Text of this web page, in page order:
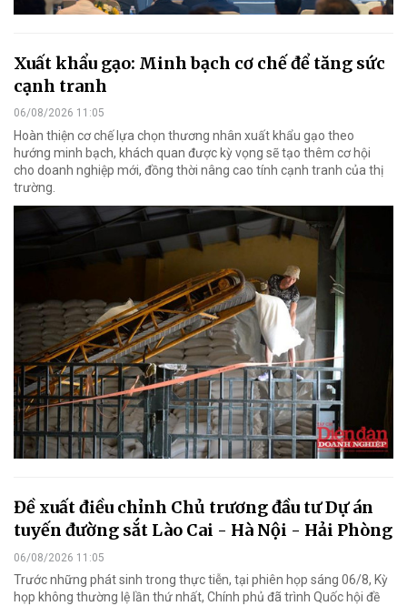
Xuất khẩu gạo: Minh bạch cơ chế để tăng sức
cạnh tranh
06/08/2026 11:05
Hoàn thiện cơ chế lựa chọn thương nhân xuất khẩu gạo theo
hướng minh bạch, khách quan được kỳ vọng sẽ tạo thêm cơ hội
cho doanh nghiệp mới, đồng thời nâng cao tính cạnh tranh của thị
trường.
Đề xuất điều chỉnh Chủ trương đầu tư Dự án
tuyến đường sắt Lào Cai - Hà Nội - Hải Phòng
06/08/2026 11:05
Trước những phát sinh trong thực tiễn, tại phiên họp sáng 06/8, Kỳ
họp không thường lệ lần thứ nhất, Chính phủ đã trình Quốc hội đề